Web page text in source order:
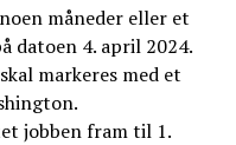
måneder eller et
datoen 4. april 2024.
markeres med et
jobben fram til 1.